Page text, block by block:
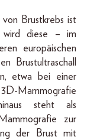
Brustkrebs ist
wird diese – im
europäischen
Brustultraschall
etwa bei einer
Mammografie
steht als
zur
der Brust mit